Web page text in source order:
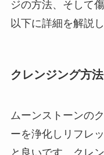
ジの方法、そして
以下に詳細を解説し
クレンジング方法
ムーンストーンの
ーを浄化しリフレ
と良いです。クレ